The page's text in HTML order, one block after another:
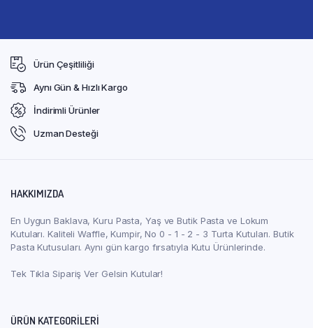
Ürün Çeşitliliği
Aynı Gün & Hızlı Kargo
İndirimli Ürünler
Uzman Desteği
HAKKIMIZDA
En Uygun Baklava, Kuru Pasta, Yaş ve Butik Pasta ve Lokum
Kutuları. Kaliteli Waffle, Kumpir, No 0 - 1 - 2 - 3 Turta Kutuları. Butik
Pasta Kutusuları. Aynı gün kargo fırsatıyla Kutu Ürünlerinde.
Tek Tıkla Sipariş Ver Gelsin Kutular!
ÜRÜN KATEGORILERI